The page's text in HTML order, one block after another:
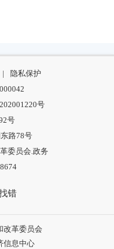
|
隐私保护
号
号
路78号
委员会.政务
改革委员会
信息中心